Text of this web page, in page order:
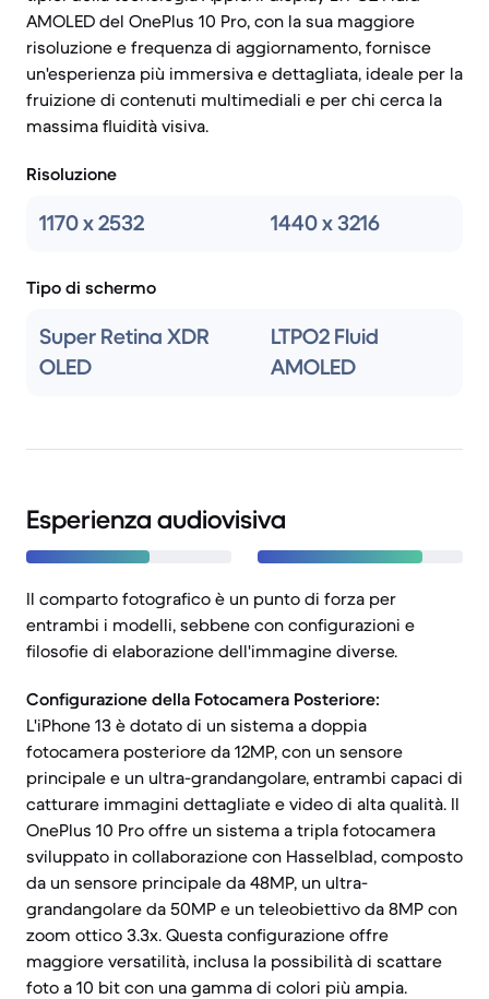
AMOLED del OnePlus 10 Pro, con la sua maggiore
risoluzione e frequenza di aggiornamento, fornisce
un'esperienza più immersiva e dettagliata, ideale per la
fruizione di contenuti multimediali e per chi cerca la
massima fluidità visiva.
Risoluzione
1170 x 2532 1440 x 3216
Tipo di schermo
Super Retina XDR
OLED
LTPO2 Fluid
AMOLED
Esperienza audiovisiva
Il comparto fotografico è un punto di forza per
entrambi i modelli, sebbene con configurazioni e
filosofie di elaborazione dell'immagine diverse.
Configurazione della Fotocamera Posteriore:
L'iPhone 13 è dotato di un sistema a doppia
fotocamera posteriore da 12MP, con un sensore
principale e un ultra-grandangolare, entrambi capaci di
catturare immagini dettagliate e video di alta qualità. Il
OnePlus 10 Pro offre un sistema a tripla fotocamera
sviluppato in collaborazione con Hasselblad, composto
da un sensore principale da 48MP, un ultra-
grandangolare da 50MP e un teleobiettivo da 8MP con
zoom ottico 3.3x. Questa configurazione offre
maggiore versatilità, inclusa la possibilità di scattare
foto a 10 bit con una gamma di colori più ampia.